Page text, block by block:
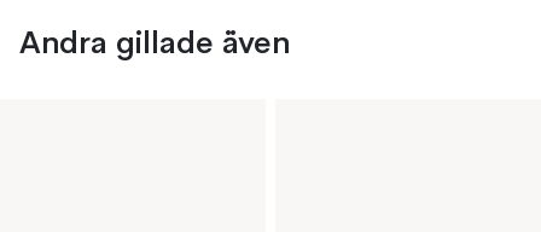
Andra gillade även